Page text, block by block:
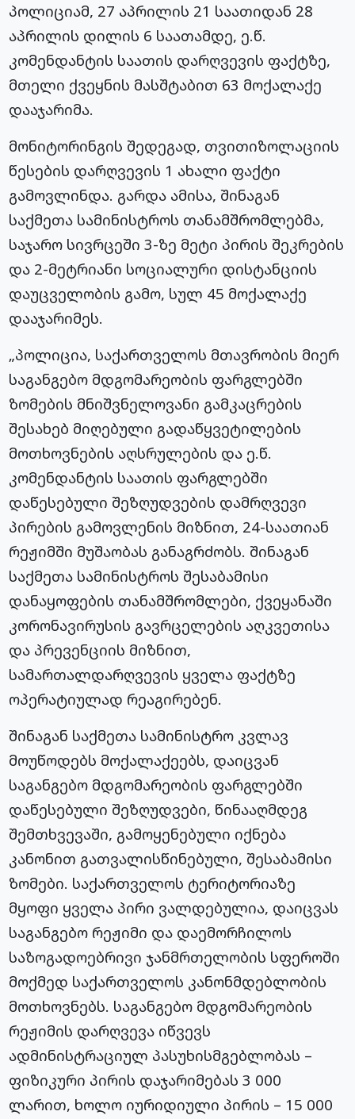
პოლიციამ, 27 აპრილის 21 საათიდან 28
აპრილის დილის 6 საათამდე, ე.წ.
კომენდანტის საათის დარღვევის ფაქტზე,
მთელი ქვეყნის მასშტაბით 63 მოქალაქე
დააჯარიმა.
მონიტორინგის შედეგად, თვითიზოლაციის
წესების დარღვევის 1 ახალი ფაქტი
გამოვლინდა. გარდა ამისა, შინაგან
საქმეთა სამინისტროს თანამშრომლებმა,
საჯარო სივრცეში 3-ზე მეტი პირის შეკრების
და 2-მეტრიანი სოციალური დისტანციის
დაუცველობის გამო, სულ 45 მოქალაქე
დააჯარიმეს.
„პოლიცია, საქართველოს მთავრობის მიერ
საგანგებო მდგომარეობის ფარგლებში
ზომების მნიშვნელოვანი გამკაცრების
შესახებ მიღებული გადაწყვეტილების
მოთხოვნების აღსრულების და ე.წ.
კომენდანტის საათის ფარგლებში
დაწესებული შეზღუდვების დამრღვევი
პირების გამოვლენის მიზნით, 24-საათიან
რეჟიმში მუშაობას განაგრძობს. შინაგან
საქმეთა სამინისტროს შესაბამისი
დანაყოფების თანამშრომლები, ქვეყანაში
კორონავირუსის გავრცელების აღკვეთისა
და პრევენციის მიზნით,
სამართალდარღვევის ყველა ფაქტზე
ოპერატიულად რეაგირებენ.
შინაგან საქმეთა სამინისტრო კვლავ
მოუწოდებს მოქალაქეებს, დაიცვან
საგანგებო მდგომარეობის ფარგლებში
დაწესებული შეზღუდვები, წინააღმდეგ
შემთხვევაში, გამოყენებული იქნება
კანონით გათვალისწინებული, შესაბამისი
ზომები. საქართველოს ტერიტორიაზე
მყოფი ყველა პირი ვალდებულია, დაიცვას
საგანგებო რეჟიმი და დაემორჩილოს
საზოგადოებრივი ჯანმრთელობის სფეროში
მოქმედ საქართველოს კანონმდებლობის
მოთხოვნებს. საგანგებო მდგომარეობის
რეჟიმის დარღვევა იწვევს
ადმინისტრაციულ პასუხისმგებლობას –
ფიზიკური პირის დაჯარიმებას 3 000
ლარით, ხოლო იურიდიული პირის – 15 000